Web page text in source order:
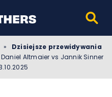
»
Dzisiejsze przewidywania
Daniel Altmaier vs Jannik Sinner